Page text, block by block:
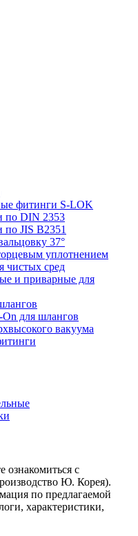
фитинги S-LOK
по DIN 2353
JIS B2351
37°
уплотнением
чистых сред
и приварные для
для шлангов
вакуума
ознакомиться с
Ю. Корея).
по предлагаемой
характеристики,